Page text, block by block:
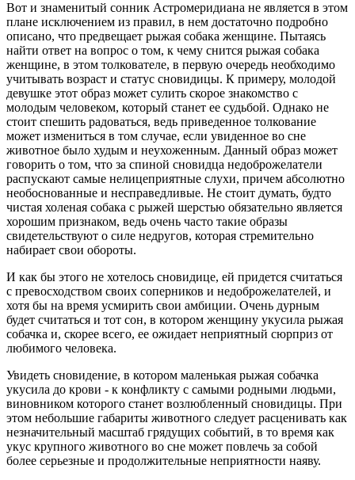
Вот и знаменитый сонник Астромеридиана не является в этом
плане исключением из правил, в нем достаточно подробно
описано, что предвещает рыжая собака женщине. Пытаясь
найти ответ на вопрос о том, к чему снится рыжая собака
женщине, в этом толкователе, в первую очередь необходимо
учитывать возраст и статус сновидицы. К примеру, молодой
девушке этот образ может сулить скорое знакомство с
молодым человеком, который станет ее судьбой. Однако не
стоит спешить радоваться, ведь приведенное толкование
может измениться в том случае, если увиденное во сне
животное было худым и неухоженным. Данный образ может
говорить о том, что за спиной сновидца недоброжелатели
распускают самые нелицеприятные слухи, причем абсолютно
необоснованные и несправедливые. Не стоит думать, будто
чистая холеная собака с рыжей шерстью обязательно является
хорошим признаком, ведь очень часто такие образы
свидетельствуют о силе недругов, которая стремительно
набирает свои обороты.
И как бы этого не хотелось сновидице, ей придется считаться
с превосходством своих соперников и недоброжелателей, и
хотя бы на время усмирить свои амбиции. Очень дурным
будет считаться и тот сон, в котором женщину укусила рыжая
собачка и, скорее всего, ее ожидает неприятный сюрприз от
любимого человека.
Увидеть сновидение, в котором маленькая рыжая собачка
укусила до крови - к конфликту с самыми родными людьми,
виновником которого станет возлюбленный сновидицы. При
этом небольшие габариты животного следует расценивать как
незначительный масштаб грядущих событий, в то время как
укус крупного животного во сне может повлечь за собой
более серьезные и продолжительные неприятности наяву.